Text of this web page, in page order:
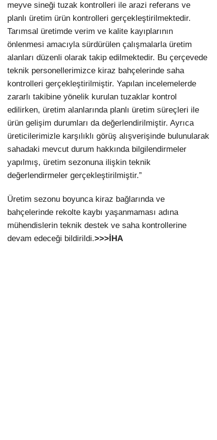
meyve sineği tuzak kontrolleri ile arazi referans ve
planlı üretim ürün kontrolleri gerçekleştirilmektedir.
Tarımsal üretimde verim ve kalite kayıplarının
önlenmesi amacıyla sürdürülen çalışmalarla üretim
alanları düzenli olarak takip edilmektedir. Bu çerçevede
teknik personellerimizce kiraz bahçelerinde saha
kontrolleri gerçekleştirilmiştir. Yapılan incelemelerde
zararlı takibine yönelik kurulan tuzaklar kontrol
edilirken, üretim alanlarında planlı üretim süreçleri ile
ürün gelişim durumları da değerlendirilmiştir. Ayrıca
üreticilerimizle karşılıklı görüş alışverişinde bulunularak
sahadaki mevcut durum hakkında bilgilendirmeler
yapılmış, üretim sezonuna ilişkin teknik
değerlendirmeler gerçekleştirilmiştir.”
Üretim sezonu boyunca kiraz bağlarında ve
bahçelerinde rekolte kaybı yaşanmaması adına
mühendislerin teknik destek ve saha kontrollerine
devam edeceği bildirildi.>>>İHA